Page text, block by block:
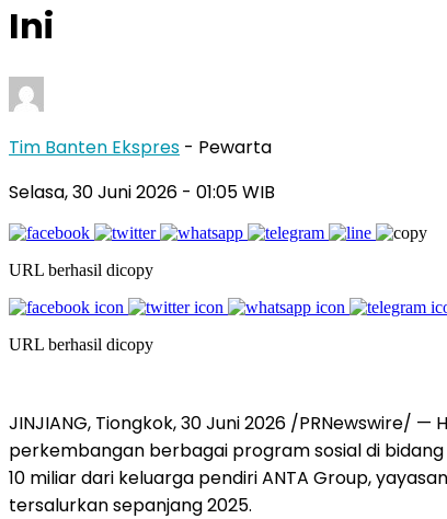
Ini
Tim Banten Ekspres - Pewarta
Selasa, 30 Juni 2026 - 01:05 WIB
URL berhasil dicopy
URL berhasil dicopy
JINJIANG, Tiongkok, 30 Juni 2026 /PRNewswire/
perkembangan berbagai program sosial di
10 miliar dari keluarga pendiri ANTA Group,
tersalurkan sepanjang 2025.